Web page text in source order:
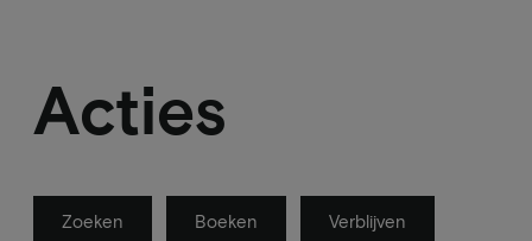
Acties
Zoeken Boeken Verblijven